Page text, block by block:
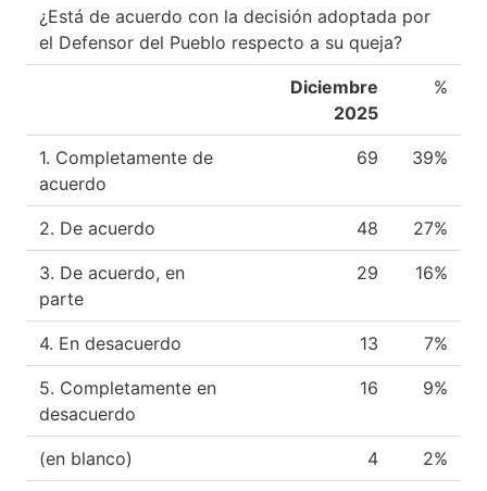
¿Está de acuerdo con la decisión adoptada por
el Defensor del Pueblo respecto a su queja?
Diciembre
2025
%
1. Completamente de
acuerdo
69 39%
2. De acuerdo 48 27%
3. De acuerdo, en
parte
29 16%
4. En desacuerdo 13 7%
5. Completamente en
desacuerdo
16 9%
(en blanco) 4 2%